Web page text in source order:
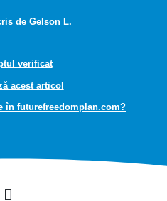
de Gelson L.
verificat
acest articol
în futurefreedomplan.com?